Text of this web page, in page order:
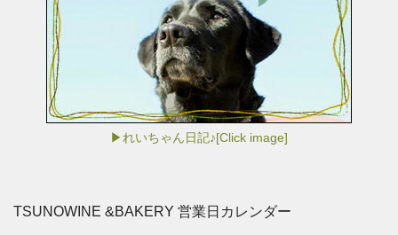
▶れいちゃん日記♪[Click image]
TSUNOWINE &BAKERY 営業日カレンダー